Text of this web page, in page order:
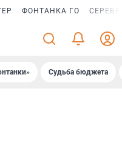
ФОНТАНКА ГО
Судьба бюджета